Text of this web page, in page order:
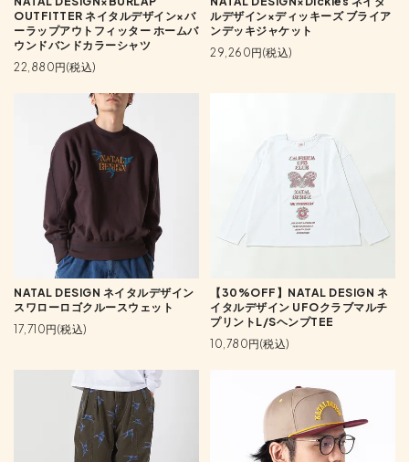
OUTFITTER ネイタルデザイン×バ
ーラップアウトフィッター ホームバ
ウンドバンドカラーシャツ
22,880円(税込)
ルデザイン×ディッキーズ ブライア
ンデッキジャケット
29,260円(税込)
NATAL DESIGN ネイタルデザイン
スワローロゴクルースウェット
17,710円(税込)
【30%OFF】NATAL DESIGN ネ
イタルデザイン UFOクラブマルチ
プリントL/SヘンプTEE
10,780円(税込)